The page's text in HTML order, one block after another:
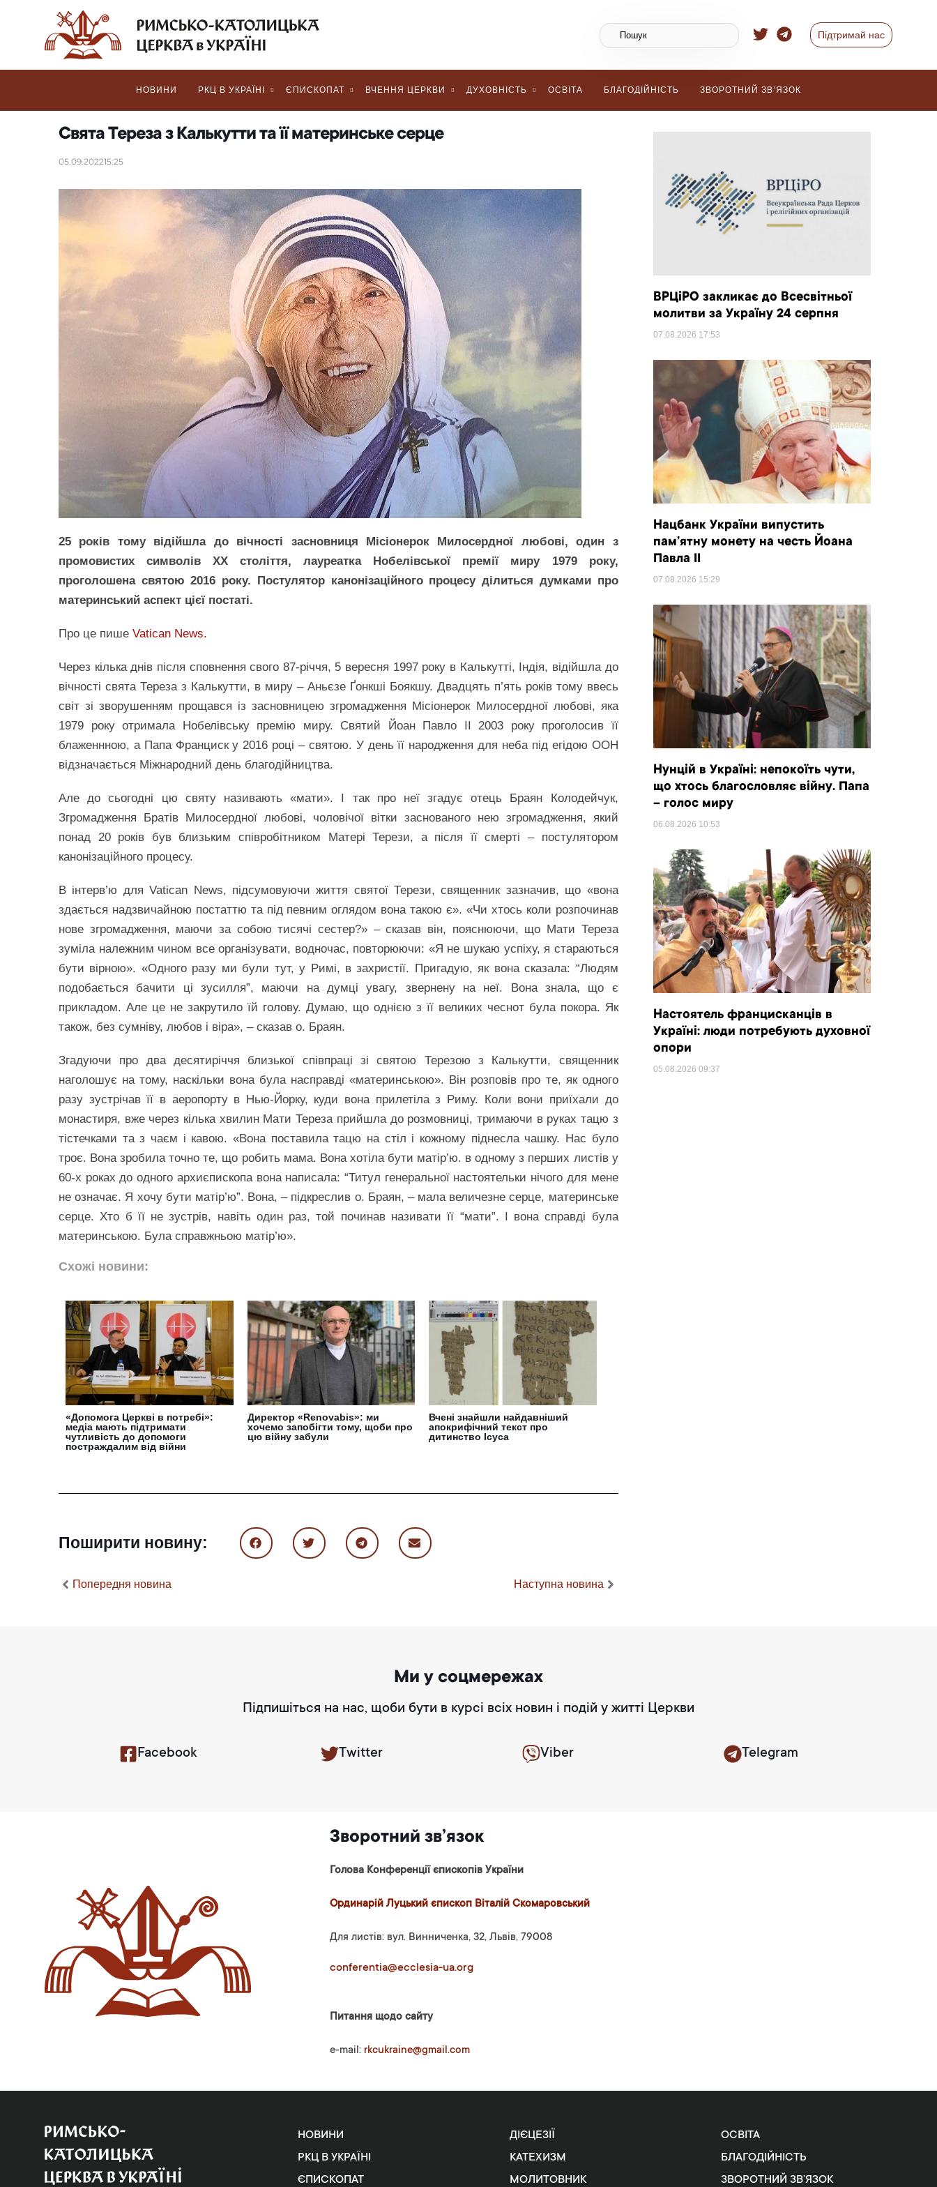
Підтримай нас
НОВИНИ РКЦ В УКРАЇНІ ЄПИСКОПАТ ВЧЕННЯ ЦЕРКВИ ДУХОВНІСТЬ ОСВІТА БЛАГОДІЙНІСТЬ ЗВОРОТНИЙ ЗВ’ЯЗОК
Свята Тереза з Калькутти та її материнське серце
05.09.202215:25
25 років тому відійшла до вічності засновниця Місіонерок Милосердної любові, один з
промовистих символів ХХ століття, лауреатка Нобелівської премії миру 1979 року,
проголошена святою 2016 року. Постулятор канонізаційного процесу ділиться думками про
материнський аспект цієї постаті.
Про це пише Vatican News.
Через кілька днів після сповнення свого 87-річчя, 5 вересня 1997 року в Калькутті, Індія, відійшла до
вічності свята Тереза з Калькутти, в миру – Аньєзе Ґонкші Боякшу. Двадцять п’ять років тому ввесь
світ зі зворушенням прощався із засновницею згромадження Місіонерок Милосердної любові, яка
1979 року отримала Нобелівську премію миру. Святий Йоан Павло ІІ 2003 року проголосив її
блаженнною, а Папа Франциск у 2016 році – святою. У день її народження для неба під егідою ООН
відзначається Міжнародний день благодійництва.
Але до сьогодні цю святу називають «мати». І так про неї згадує отець Браян Колодейчук,
Згромадження Братів Милосердної любові, чоловічої вітки заснованого нею згромадження, який
понад 20 років був близьким співробітником Матері Терези, а після її смерті – постулятором
канонізаційного процесу.
В інтерв’ю для Vatican News, підсумовуючи життя святої Терези, священник зазначив, що «вона
здається надзвичайною постаттю та під певним оглядом вона такою є». «Чи хтось коли розпочинав
нове згромадження, маючи за собою тисячі сестер?» – сказав він, пояснюючи, що Мати Тереза
зуміла належним чином все організувати, водночас, повторюючи: «Я не шукаю успіху, я стараються
бути вірною». «Одного разу ми були тут, у Римі, в захристії. Пригадую, як вона сказала: “Людям
подобається бачити ці зусилля”, маючи на думці увагу, звернену на неї. Вона знала, що є
прикладом. Але це не закрутило їй голову. Думаю, що однією з її великих чеснот була покора. Як
також, без сумніву, любов і віра», – сказав о. Браян.
Згадуючи про два десятиріччя близької співпраці зі святою Терезою з Калькутти, священник
наголошує на тому, наскільки вона була насправді «материнською». Він розповів про те, як одного
разу зустрічав її в аеропорту в Нью-Йорку, куди вона прилетіла з Риму. Коли вони приїхали до
монастиря, вже через кілька хвилин Мати Тереза прийшла до розмовниці, тримаючи в руках тацю з
тістечками та з чаєм і кавою. «Вона поставила тацю на стіл і кожному піднесла чашку. Нас було
троє. Вона зробила точно те, що робить мама. Вона хотіла бути матір’ю. в одному з перших листів у
60-х роках до одного архиєпископа вона написала: “Титул генеральної настоятельки нічого для мене
не означає. Я хочу бути матір’ю”. Вона, – підкреслив о. Браян, – мала величезне серце, материнське
серце. Хто б її не зустрів, навіть один раз, той починав називати її “мати”. І вона справді була
материнською. Була справжньою матір’ю».
Схожі новини:
«Допомога Церкві в потребі»:
медіа мають підтримати
чутливість до допомоги
постраждалим від війни
Директор «Renovabis»: ми
хочемо запобігти тому, щоби про
цю війну забули
Вчені знайшли найдавніший
апокрифічний текст про
дитинство Ісуса
Поширити новину:
Попередня новина Наступна новина
ВРЦіРО закликає до Всесвітньої
молитви за Україну 24 серпня
07.08.2026 17:53
Нацбанк України випустить
пам’ятну монету на честь Йоана
Павла II
07.08.2026 15:29
Нунцій в Україні: непокоїть чути,
що хтось благословляє війну. Папа
– голос миру
06.08.2026 10:53
Настоятель францисканців в
Україні: люди потребують духовної
опори
05.08.2026 09:37
Ми у соцмережах
Підпишіться на нас, щоби бути в курсі всіх новин і подій у житті Церкви
Facebook Twitter Viber Telegram
Зворотний зв’язок
Голова Конференції єпископів України
Ординарій Луцький єпископ Віталій Скомаровський
Для листів: вул. Винниченка, 32, Львів, 79008
conferentia@ecclesia-ua.org
Питання щодо сайту
e-mail: rkcukraine@gmail.com
НОВИНИ
РКЦ В УКРАЇНІ
ЄПИСКОПАТ
ДІЄЦЕЗІЇ
КАТЕХИЗМ
МОЛИТОВНИК
ОСВІТА
БЛАГОДІЙНІСТЬ
ЗВОРОТНИЙ ЗВ’ЯЗОК